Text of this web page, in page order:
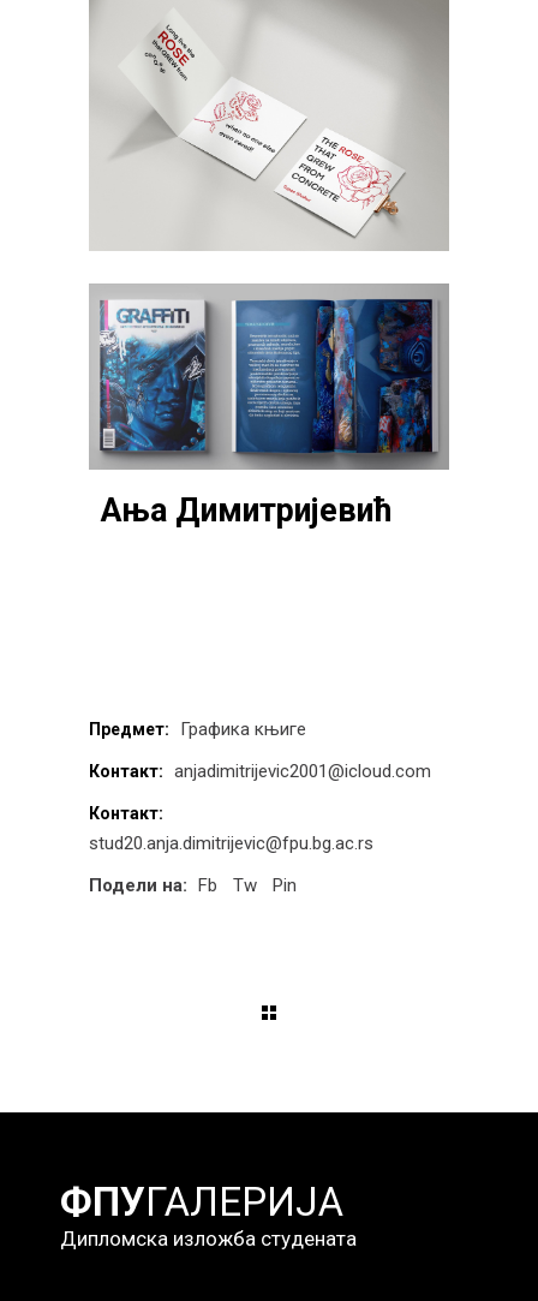
Ања Димитријевић
Предмет: Графика књиге
Контакт: anjadimitrijevic2001@icloud.com
Контакт:
stud20.anja.dimitrijevic@fpu.bg.ac.rs
Подели на: Fb Tw Pin
ФПУГАЛЕРИЈА
Дипломска изложба студената